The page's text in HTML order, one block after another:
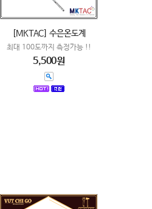
[MKTAC] 수은온도계
최대 100도까지 측정가능 !!
5,500원